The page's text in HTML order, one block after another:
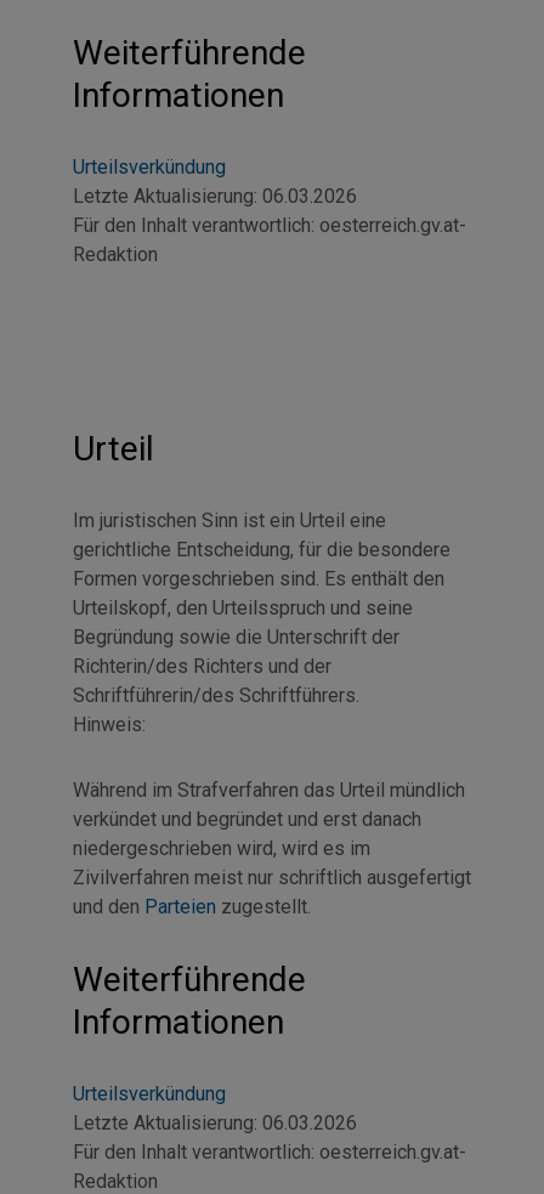
Weiterführende
Informationen
Urteilsverkündung
Letzte Aktualisierung: 06.03.2026
Für den Inhalt verantwortlich: oesterreich.gv.at-
Redaktion
Urteil
Im juristischen Sinn ist ein Urteil eine
gerichtliche Entscheidung, für die besondere
Formen vorgeschrieben sind. Es enthält den
Urteilskopf, den Urteilsspruch und seine
Begründung sowie die Unterschrift der
Richterin/des Richters und der
Schriftführerin/des Schriftführers.
Hinweis:
Während im Strafverfahren das Urteil mündlich
verkündet und begründet und erst danach
niedergeschrieben wird, wird es im
Zivilverfahren meist nur schriftlich ausgefertigt
und den Parteien zugestellt.
Weiterführende
Informationen
Urteilsverkündung
Letzte Aktualisierung: 06.03.2026
Für den Inhalt verantwortlich: oesterreich.gv.at-
Redaktion